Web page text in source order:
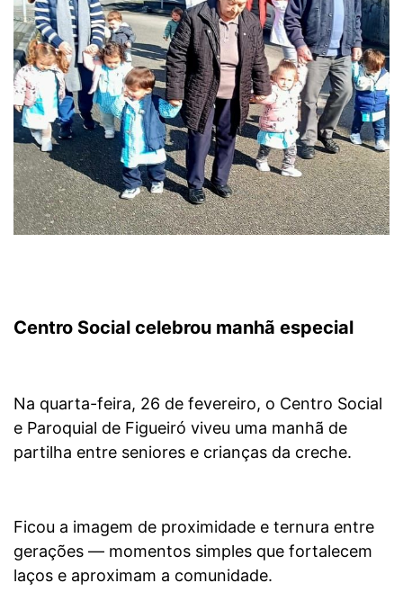
Centro Social celebrou manhã especial
Na quarta-feira, 26 de fevereiro, o Centro Social
e Paroquial de Figueiró viveu uma manhã de
partilha entre seniores e crianças da creche.
Ficou a imagem de proximidade e ternura entre
gerações — momentos simples que fortalecem
laços e aproximam a comunidade.